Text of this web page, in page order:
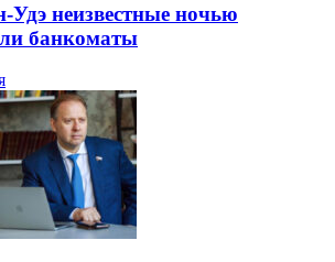
Удэ неизвестные ночью
банкоматы